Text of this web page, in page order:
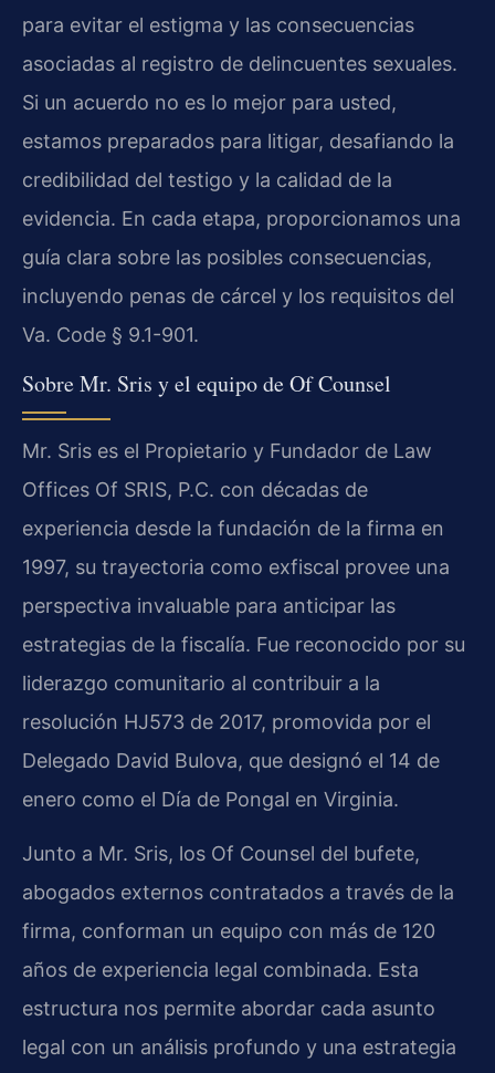
para evitar el estigma y las consecuencias
asociadas al registro de delincuentes sexuales.
Si un acuerdo no es lo mejor para usted,
estamos preparados para litigar, desafiando la
credibilidad del testigo y la calidad de la
evidencia. En cada etapa, proporcionamos una
guía clara sobre las posibles consecuencias,
incluyendo penas de cárcel y los requisitos del
Va. Code § 9.1-901.
Sobre Mr. Sris y el equipo de Of Counsel
Mr. Sris es el Propietario y Fundador de Law
Offices Of SRIS, P.C. con décadas de
experiencia desde la fundación de la firma en
1997, su trayectoria como exfiscal provee una
perspectiva invaluable para anticipar las
estrategias de la fiscalía. Fue reconocido por su
liderazgo comunitario al contribuir a la
resolución HJ573 de 2017, promovida por el
Delegado David Bulova, que designó el 14 de
enero como el Día de Pongal en Virginia.
Junto a Mr. Sris, los Of Counsel del bufete,
abogados externos contratados a través de la
firma, conforman un equipo con más de 120
años de experiencia legal combinada. Esta
estructura nos permite abordar cada asunto
legal con un análisis profundo y una estrategia